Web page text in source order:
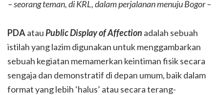
– seorang teman, di KRL, dalam perjalanan menuju Bogor –
PDAatauPublic Display of Affection adalah sebuah
istilah yang lazim digunakan untuk menggambarkan
sebuah kegiatan memamerkan keintiman fisik secara
sengaja dan demonstratif di depan umum, baik dalam
format yang lebih ‘halus’ atau secara terang-